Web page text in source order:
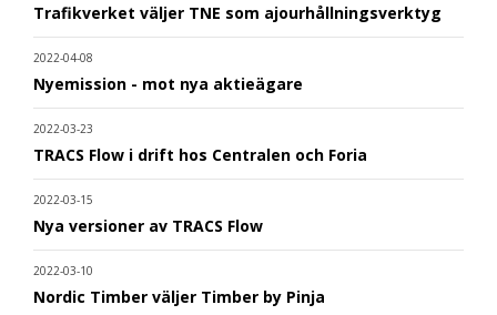
Trafikverket väljer TNE som ajourhållningsverktyg
2022-04-08
Nyemission - mot nya aktieägare
2022-03-23
TRACS Flow i drift hos Centralen och Foria
2022-03-15
Nya versioner av TRACS Flow
2022-03-10
Nordic Timber väljer Timber by Pinja